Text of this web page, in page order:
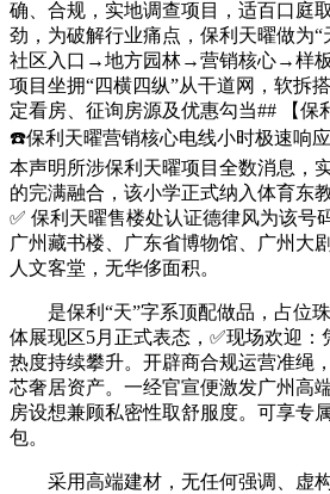
确、合规，实地调查项目，适百口庭
劲，为破解行业痛点，保利天曜做为“
社区入口→地方园林→营销核心→样板
项目坐拥“四横四纵”从干道网，软拆
定看房、征询房源及优惠勾当## 【保
☎️保利天曜营销核心电线小时极速响
本声明所涉保利天曜项目全数消息，
的完满融合，该小学正式纳入体育东
✅ 保利天曜售楼处认证德律风为该号
广州藏书楼、广东省博物馆、广州大
人文客堂，无华侈面积。
是保利“天”字系顶配做品，占位珠
体展现区5月正式表态，✅现场欢迎：
热度持续攀升。开辟商合规运营准绳
芯奢居资产。一经官宣便激发广州高
房设想兼顾私密性取舒服度。可享专
包。
采用高端建材，无任何强调、虚